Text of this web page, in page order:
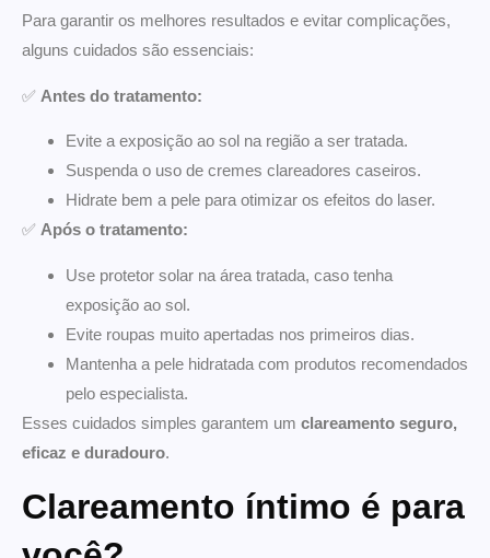
Para garantir os melhores resultados e evitar complicações,
alguns cuidados são essenciais:
✅ Antes do tratamento:
Evite a exposição ao sol na região a ser tratada.
Suspenda o uso de cremes clareadores caseiros.
Hidrate bem a pele para otimizar os efeitos do laser.
✅ Após o tratamento:
Use protetor solar na área tratada, caso tenha
exposição ao sol.
Evite roupas muito apertadas nos primeiros dias.
Mantenha a pele hidratada com produtos recomendados
pelo especialista.
Esses cuidados simples garantem um clareamento seguro,
eficaz e duradouro.
Clareamento íntimo é para